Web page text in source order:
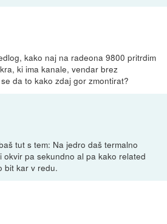
kako naj na radeona 9800 pritrdim
ki ima kanale, vendar brez
da to kako zdaj gor zmontirat?
tut s tem: Na jedro daš termalno
okvir pa sekundno al pa kako related
bit kar v redu.